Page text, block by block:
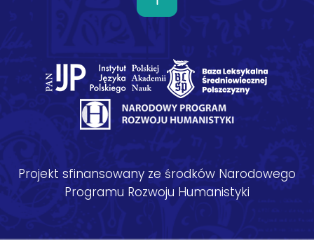
Projekt sfinansowany ze środków Narodowego
Programu Rozwoju Humanistyki